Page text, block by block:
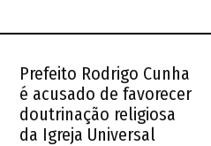
Prefeito Rodrigo Cunha
é acusado de favorecer
doutrinação religiosa
da Igreja Universal